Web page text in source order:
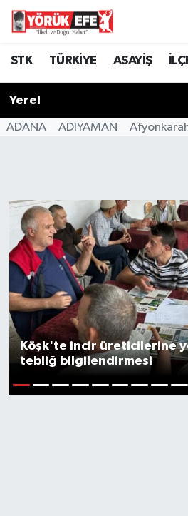
STK TÜRKİYE ASAYİŞ
Yerel
ADANA ADIYAMAN
Köşk'te incir üreticilerine
tebliğ bilgilendirmesi
Aydın Nöbetçi Eczaneler
AYDIN Namaz Vakitleri
Süper Lig Puan Durumu
Tüm Manşetler
Son Dakika Haberleri
Haber Arşivi